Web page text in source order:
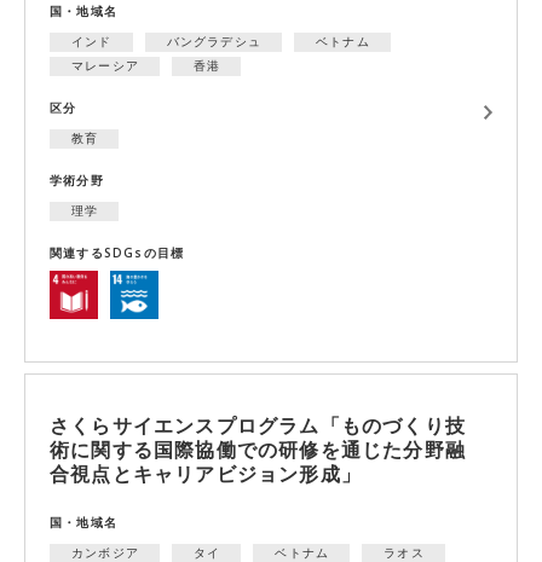
国・地域名
インド
バングラデシュ
ベトナム
マレーシア
香港
区分
教育
学術分野
理学
関連するSDGsの目標
さくらサイエンスプログラム「ものづくり技
術に関する国際協働での研修を通じた分野融
合視点とキャリアビジョン形成」
国・地域名
カンボジア
タイ ベトナム ラオス